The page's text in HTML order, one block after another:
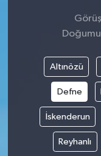
Altınözü
Defne
İskenderun
Reyhanlı